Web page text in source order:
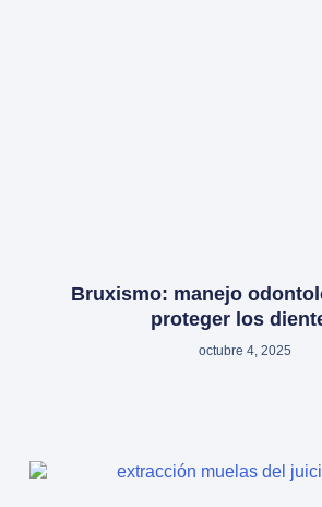
Bruxismo: manejo
proteger los
octubre 4, 2025